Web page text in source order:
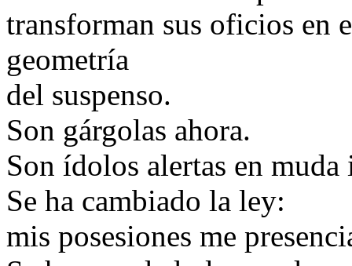
transforman sus oficios en
geometría
del suspenso.
Son gárgolas ahora.
Son ídolos alertas en
Se ha cambiado la ley:
mis posesiones me